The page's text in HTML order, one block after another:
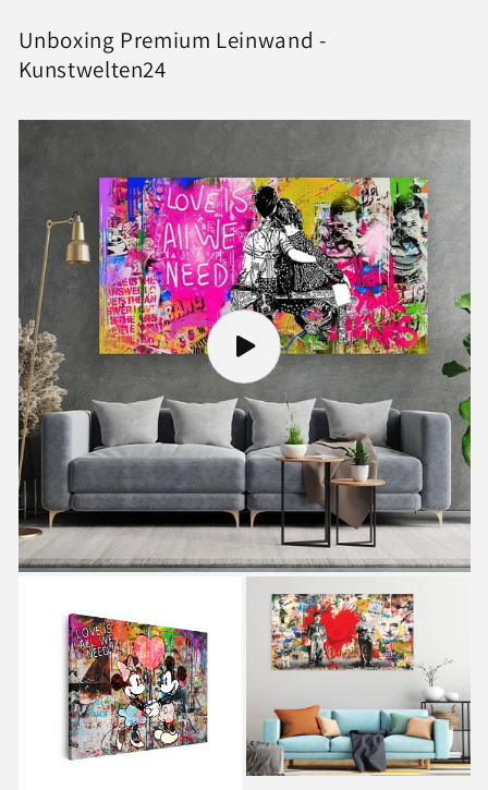
Unboxing Premium Leinwand -
Kunstwelten24